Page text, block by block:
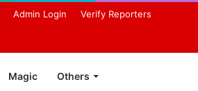
Admin Login Verify Reporters
Magic Others